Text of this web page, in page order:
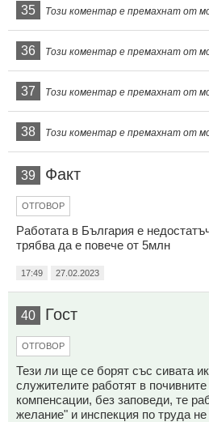
35 Този коментар е премахнат от
36 Този коментар е премахнат от
37 Този коментар е премахнат от
38 Този коментар е премахнат от
39 Факт
ОТГОВОР
Работата в България е
трябва да е повече от 5млн
17:49 27.02.2023
40 Гост
ОТГОВОР
Тези ли ще се борят със сивата
служителите работят в
компенсации, без заповеди, те
желание" и инспекция по труда